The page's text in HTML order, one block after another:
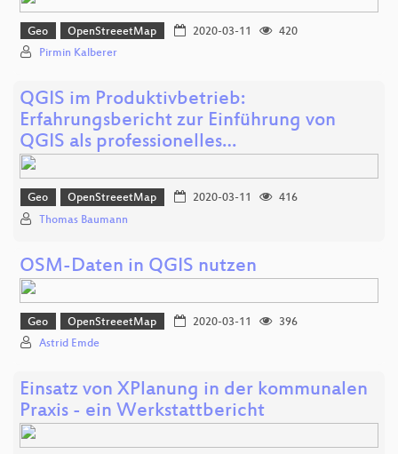
Geo OpenStreeetMap 2020-03-11
420
Pirmin Kalberer
QGIS im Produktivbetrieb:
Erfahrungsbericht zur Einführung von
QGIS als professionelles…
Geo OpenStreeetMap 2020-03-11
416
Thomas Baumann
OSM-Daten in QGIS nutzen
Geo OpenStreeetMap 2020-03-11
396
Astrid Emde
Einsatz von XPlanung in der kommunalen
Praxis - ein Werkstattbericht